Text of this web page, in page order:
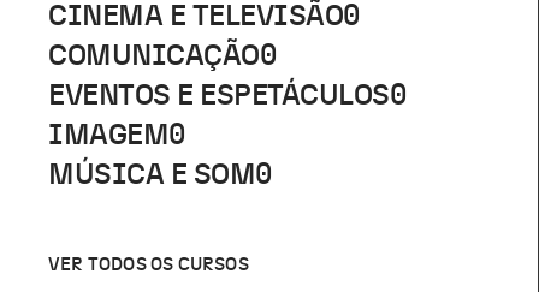
CINEMA E TELEVISÃO0
COMUNICAÇÃO0
EVENTOS E ESPETÁCULOS0
IMAGEM 0
MÚSICA E SOM 0
VER TODOS OS CURSOS